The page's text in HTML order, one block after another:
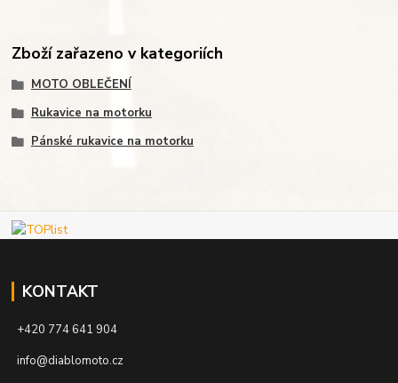
Zboží zařazeno v kategoriích
MOTO OBLEČENÍ
Rukavice na motorku
Pánské rukavice na motorku
KONTAKT
+420 774 641 904
info@diablomoto.cz